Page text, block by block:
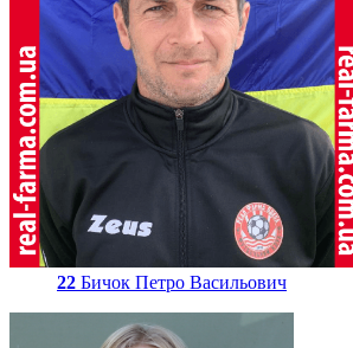
22 Бичок Петро Васильович